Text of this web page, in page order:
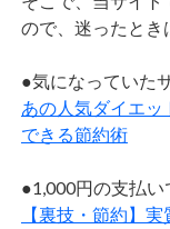
ので、迷ったとき
●気になっていた
あの人気ダイエッ
できる節約術
●1,000円の支払い
【裏技・節約】